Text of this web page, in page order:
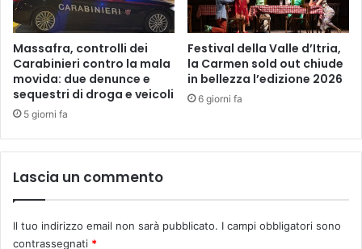
O
C
A
L
E
D
I
O
F
D
U
c
c
i
a
v
a
p
o
l
e
Massafra, controlli dei
Carabinieri contro la mala
movida: due denunce e
sequestri di droga e veicoli
5 giorni fa
Festival della Valle d’Itria,
la Carmen sold out chiude
in bellezza l’edizione 2026
6 giorni fa
Lascia un commento
Il tuo indirizzo email non sarà pubblicato. I campi obbligatori sono
contrassegnati *